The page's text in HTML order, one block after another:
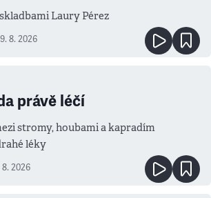
Laury Pérez
9. 8. 2026
právě léčí
stromy, houbami a kapradím
léky
8. 2026